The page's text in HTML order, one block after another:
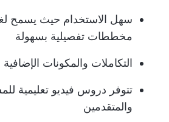
سهل الاستخدام حيث يسمح
مخططات تفصيلية بسهولة
التكاملات والمكونات
تتوفر دروس فيديو تعليمية
والمتقدمين